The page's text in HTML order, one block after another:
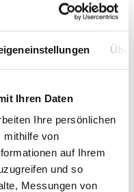
Ihren Daten
Ihre persönlichen
mithilfe von
auf Ihrem
und so
Messungen von